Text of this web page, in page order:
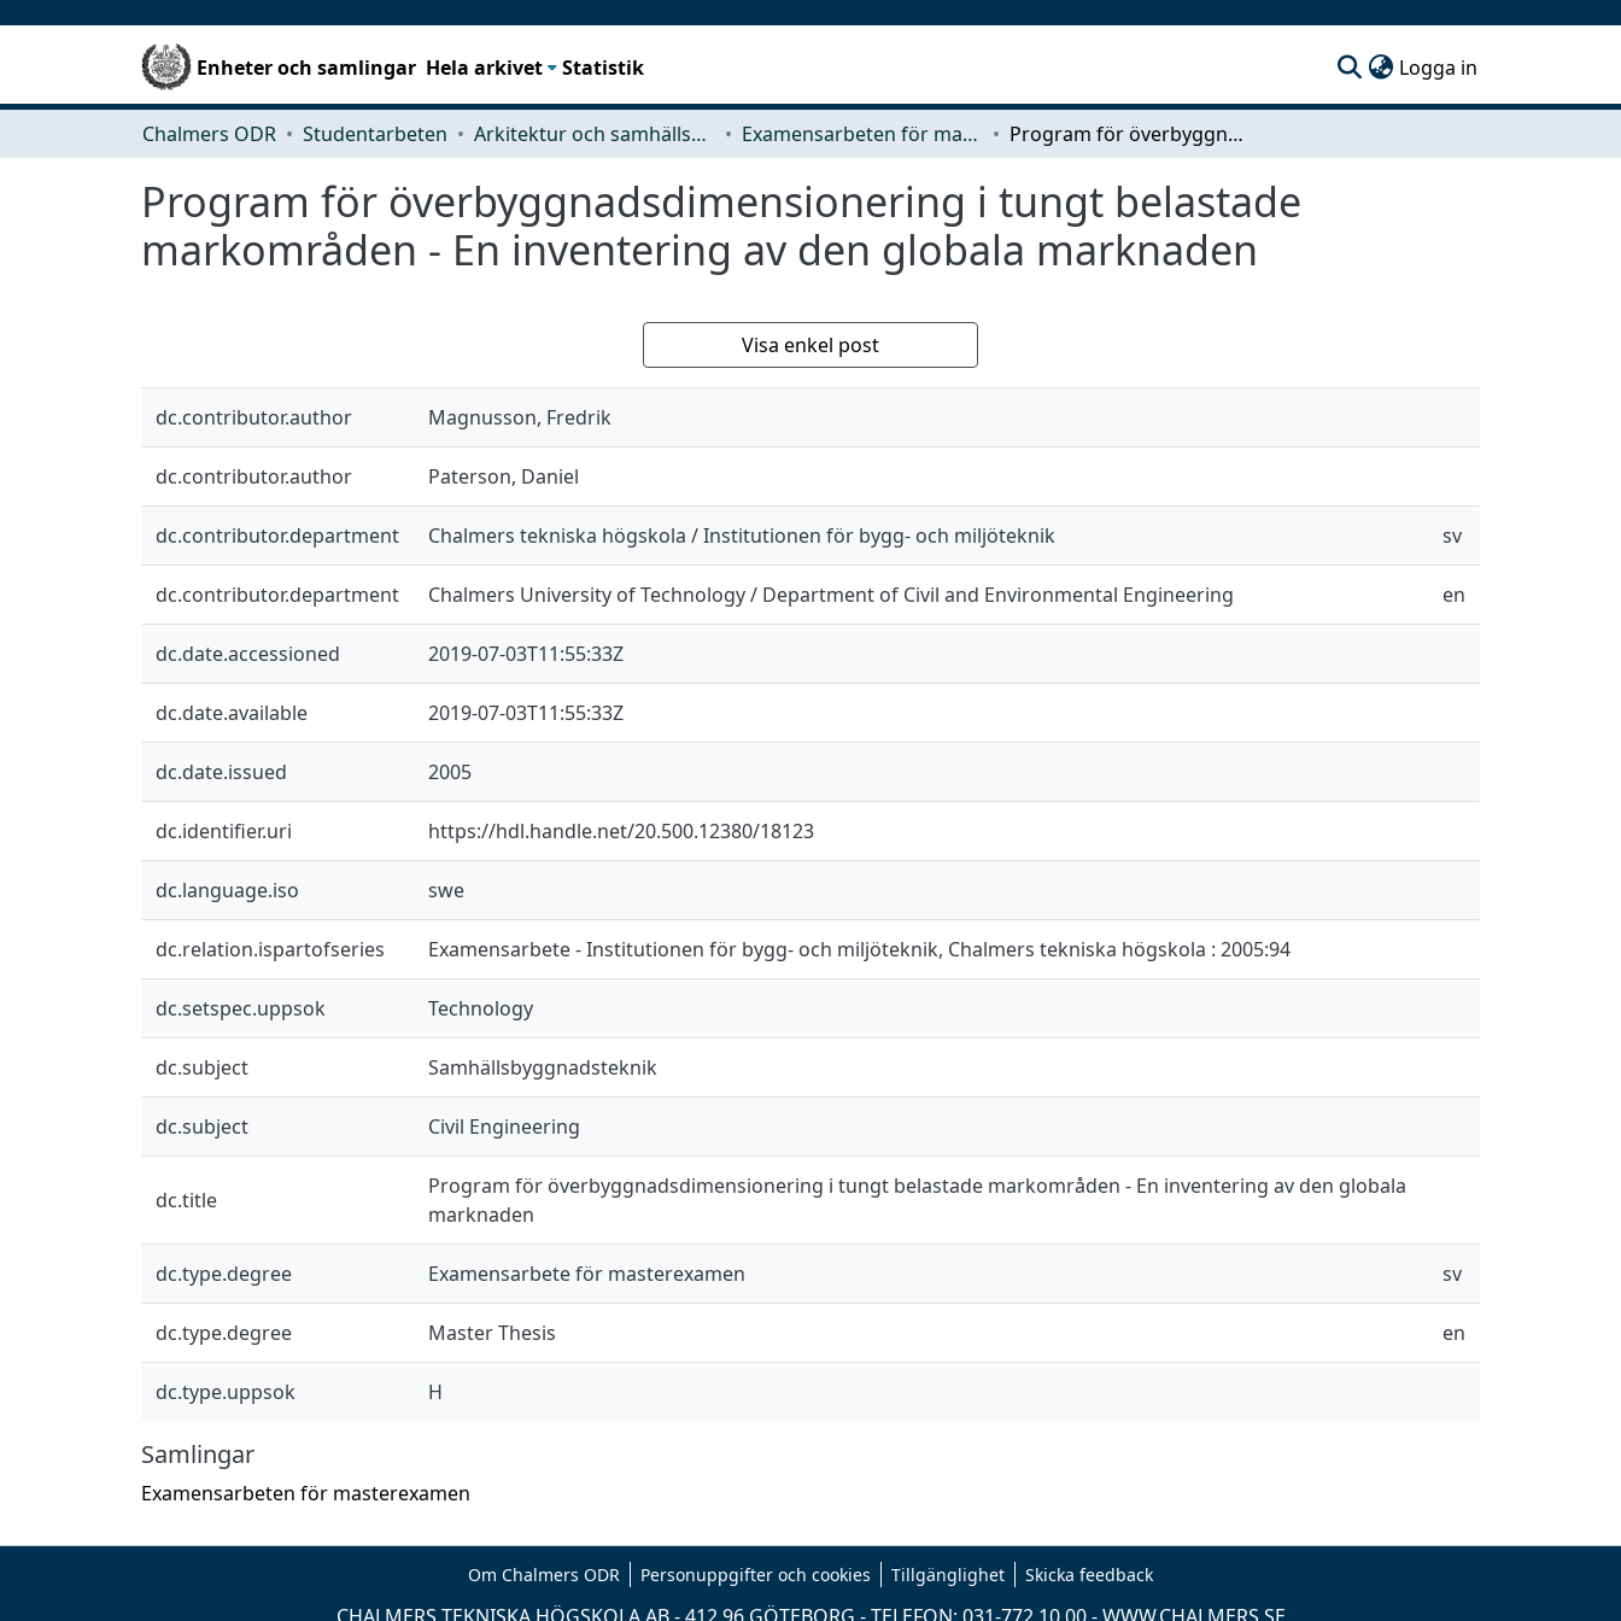
Enheter och samlingar Hela arkivet Statistik Logga in
Chalmers ODR Studentarbeten Arkitektur och samhällsbyggnadsteknik (ACE) Examensarbeten för masterexamen Program för överbyggnadsdimensionering i tungt belastade markområden - En inventering av den globala marknaden
Program för överbyggnadsdimensionering i tungt belastade
markområden - En inventering av den globala marknaden
Visa enkel post
dc.contributor.author Magnusson, Fredrik
dc.contributor.author Paterson, Daniel
dc.contributor.department Chalmers tekniska högskola / Institutionen för bygg- och miljöteknik sv
dc.contributor.department Chalmers University of Technology / Department of Civil and Environmental Engineering en
dc.date.accessioned 2019-07-03T11:55:33Z
dc.date.available 2019-07-03T11:55:33Z
dc.date.issued 2005
dc.identifier.uri https://hdl.handle.net/20.500.12380/18123
dc.language.iso swe
dc.relation.ispartofseries Examensarbete - Institutionen för bygg- och miljöteknik, Chalmers tekniska högskola : 2005:94
dc.setspec.uppsok Technology
dc.subject Samhällsbyggnadsteknik
dc.subject Civil Engineering
dc.title
Program för överbyggnadsdimensionering i tungt belastade markområden - En inventering av den globala
marknaden
dc.type.degree Examensarbete för masterexamen sv
dc.type.degree Master Thesis en
dc.type.uppsok H
Samlingar
Examensarbeten för masterexamen
Om Chalmers ODR Personuppgifter och cookies Tillgänglighet Skicka feedback